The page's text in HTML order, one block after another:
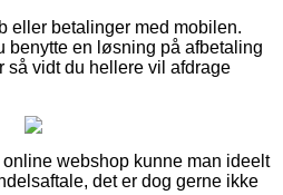
eller betalinger med mobilen.
benytte en løsning på afbetaling
så vidt du hellere vil afdrage
online webshop kunne man ideelt
det er dog gerne ikke